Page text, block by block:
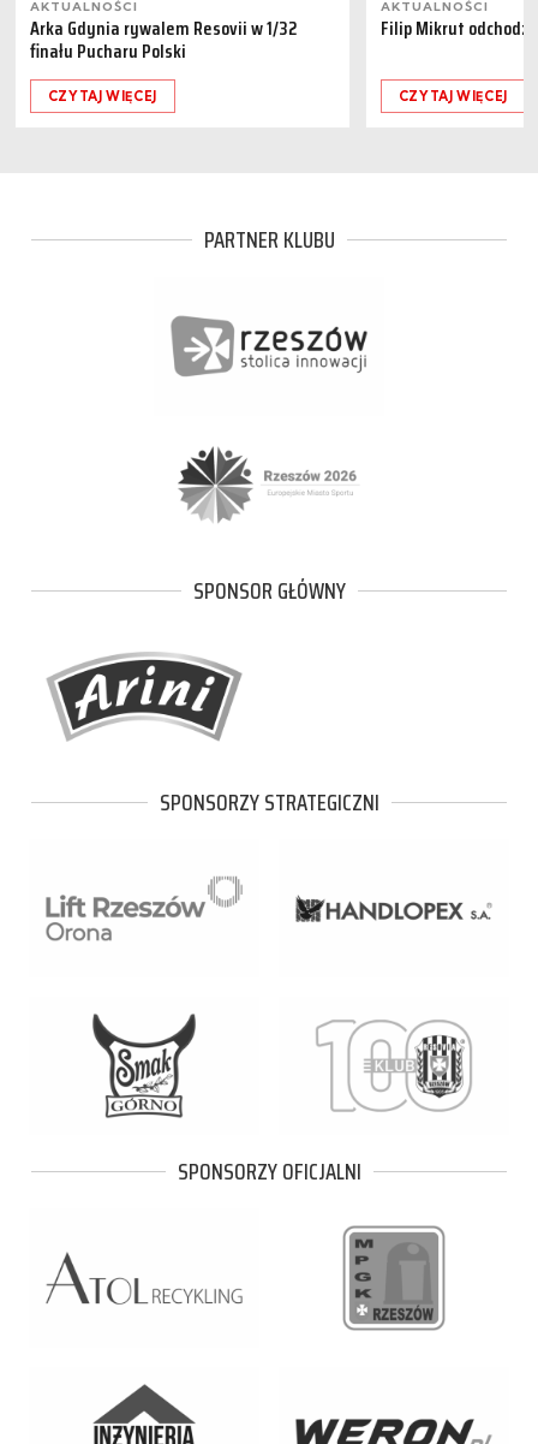
AKTUALNOŚCI
Arka Gdynia rywalem Resovii w 1/32
finału Pucharu Polski
CZYTAJ WIĘCEJ
AKTUALNOŚCI
Filip Mikrut
CZYTAJ WIĘCEJ
PARTNER KLUBU
SPONSOR GŁÓWNY
SPONSORZY STRATEGICZNI
SPONSORZY OFICJALNI